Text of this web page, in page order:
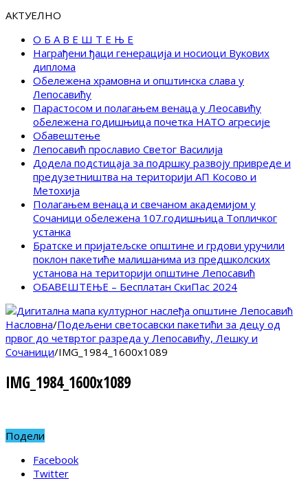
АКТУЕЛНО
О Б А В Е Ш Т Е Њ Е
Награђени ђаци генерација и носиоци Вукових
диплома
Обележена храмовна и општинска слава у
Лепосавићу
Парастосом и полагањем венаца у Леосавићу
обележена годишњица почетка НАТО агресије
Обавештење
Лепосавић прославио Светог Василија
Додела подстицаја за подршку развоју привреде и
предузетништва на територији АП Косово и
Метохија
Полагањем венаца и свечаном академијом у
Сочаници обележена 107.годишњица Топличког
устанка
Братске и пријатељске општине и грдови уручили
поклон пакетиће малишанима из предшколских
установа на територији општине Лепосавић
ОБАВЕШТЕЊЕ – Бесплатан СкиПас 2024
Насловна/Подељени светосавски пакетићи за децу од
првог до четвртог разреда у Лепосавићу, Лешку и
Сочаници/IMG_1984_1600x1089
IMG_1984_1600x1089
Подели
Facebook
Twitter